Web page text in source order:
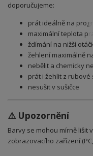
doporučujeme:
prát ideálně na
maximální teplota
ždímání na nižší
žehlení maximálně
nebělit a chemicky
prát i žehlit z rubové
nesušit v sušičce
⚠️ Upozornění
Barvy se mohou mírně lišit
zobrazovacího zařízení